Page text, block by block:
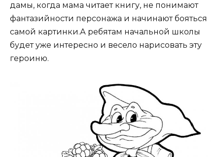
дамы, когда мама читает книгу, не понимают
фантазийности персонажа и начинают бояться
самой картинки.А ребятам начальной школы
будет уже интересно и весело нарисовать эту
героиню.